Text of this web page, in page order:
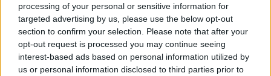
processing of your personal or sensitive information for
targeted advertising by us, please use the below opt-out
section to confirm your selection. Please note that after your
opt-out request is processed you may continue seeing
interest-based ads based on personal information utilized by
us or personal information disclosed to third parties prior to